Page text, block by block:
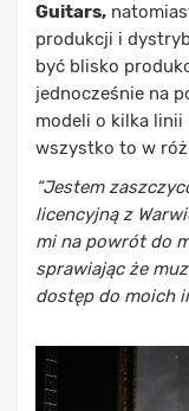
Guitars,
produkcji i
być blisko
jednocześnie na
modeli o kilka linii
wszystko to w
“Jestem
licencyjną z
mi na powrót do
sprawiając że
dostęp do moich